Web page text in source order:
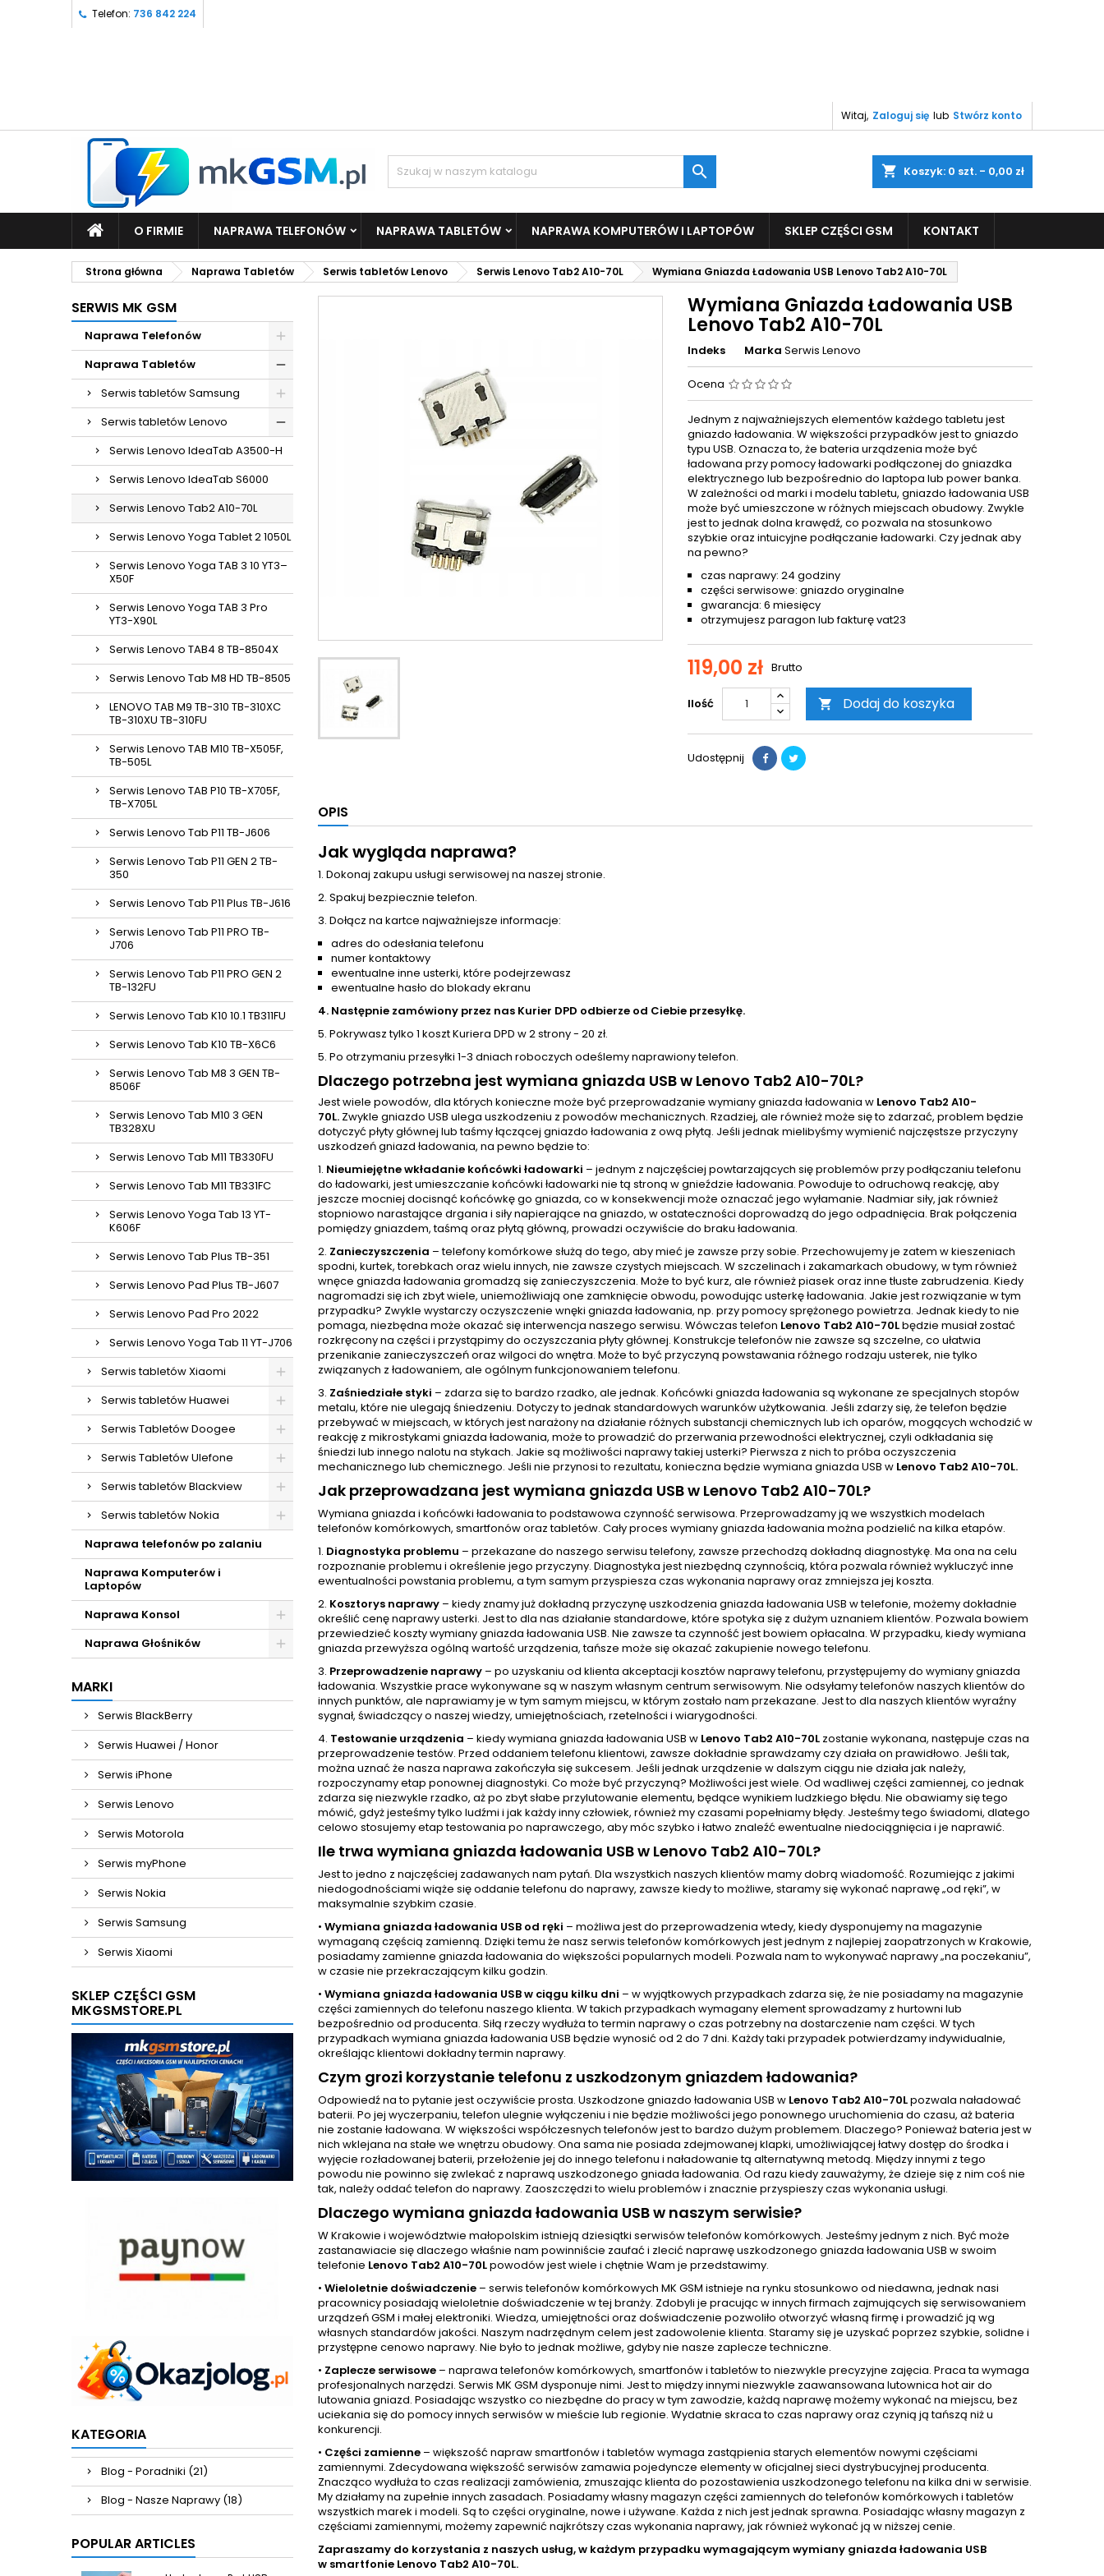
Telefon: 736 842 224
Witaj, Zaloguj się lub Stwórz konto
shopping_cart Koszyk: 0 szt. - 0,00 zł

O FIRMIE NAPRAWA TELEFONÓW NAPRAWA TABLETÓW NAPRAWA KOMPUTERÓW I LAPTOPÓW SKLEP CZĘŚCI GSM KONTAKT
Strona główna Naprawa Tabletów Serwis tabletów Lenovo Serwis Lenovo Tab2 A10-70L Wymiana Gniazda Ładowania USB Lenovo Tab2 A10-70L
SERWIS MK GSM
Naprawa Telefonów
Naprawa Tabletów
Serwis tabletów Samsung
Serwis tabletów Lenovo
Serwis Lenovo IdeaTab A3500-H
Serwis Lenovo IdeaTab S6000
Serwis Lenovo Tab2 A10-70L
Serwis Lenovo Yoga Tablet 2 1050L
Serwis Lenovo Yoga TAB 3 10 YT3–
X50F
Serwis Lenovo Yoga TAB 3 Pro
YT3-X90L
Serwis Lenovo TAB4 8 TB-8504X
Serwis Lenovo Tab M8 HD TB-8505
LENOVO TAB M9 TB-310 TB-310XC
TB-310XU TB-310FU
Serwis Lenovo TAB M10 TB-X505F,
TB-505L
Serwis Lenovo TAB P10 TB-X705F,
TB-X705L
Serwis Lenovo Tab P11 TB-J606
Serwis Lenovo Tab P11 GEN 2 TB-
350
Serwis Lenovo Tab P11 Plus TB-J616
Serwis Lenovo Tab P11 PRO TB-
J706
Serwis Lenovo Tab P11 PRO GEN 2
TB-132FU
Serwis Lenovo Tab K10 10.1 TB311FU
Serwis Lenovo Tab K10 TB-X6C6
Serwis Lenovo Tab M8 3 GEN TB-
8506F
Serwis Lenovo Tab M10 3 GEN
TB328XU
Serwis Lenovo Tab M11 TB330FU
Serwis Lenovo Tab M11 TB331FC
Serwis Lenovo Yoga Tab 13 YT-
K606F
Serwis Lenovo Tab Plus TB-351
Serwis Lenovo Pad Plus TB-J607
Serwis Lenovo Pad Pro 2022
Serwis Lenovo Yoga Tab 11 YT-J706
Serwis tabletów Xiaomi
Serwis tabletów Huawei
Serwis Tabletów Doogee
Serwis Tabletów Ulefone
Serwis tabletów Blackview
Serwis tabletów Nokia
Naprawa telefonów po zalaniu
Naprawa Komputerów i
Laptopów
Naprawa Konsol
Naprawa Głośników
MARKI
Serwis BlackBerry
Serwis Huawei / Honor
Serwis iPhone
Serwis Lenovo
Serwis Motorola
Serwis myPhone
Serwis Nokia
Serwis Samsung
Serwis Xiaomi
SKLEP CZĘŚCI GSM
MKGSMSTORE.PL
KATEGORIA
Blog - Poradniki (21)
Blog - Nasze Naprawy (18)
POPULAR ARTICLES
Wymiana Gniazda Ładowania USB
Lenovo Tab2 A10-70L
Indeks Marka Serwis Lenovo
Ocena
Jednym z najważniejszych elementów każdego tabletu jest
gniazdo ładowania. W większości przypadków jest to gniazdo
typu USB. Oznacza to, że bateria urządzenia może być
ładowana przy pomocy ładowarki podłączonej do gniazdka
elektrycznego lub bezpośrednio do laptopa lub power banka.
W zależności od marki i modelu tabletu, gniazdo ładowania USB
może być umieszczone w różnych miejscach obudowy. Zwykle
jest to jednak dolna krawędź, co pozwala na stosunkowo
szybkie oraz intuicyjne podłączanie ładowarki. Czy jednak aby
na pewno?
czas naprawy: 24 godziny
części serwisowe: gniazdo oryginalne
gwarancja: 6 miesięcy
otrzymujesz paragon lub fakturę vat23
119,00 zł Brutto
Ilość  Dodaj do koszyka
Udostępnij
OPIS
Jak wygląda naprawa?
1. Dokonaj zakupu usługi serwisowej na naszej stronie.
2. Spakuj bezpiecznie telefon.
3. Dołącz na kartce najważniejsze informacje:
adres do odesłania telefonu
numer kontaktowy
ewentualne inne usterki, które podejrzewasz
ewentualne hasło do blokady ekranu
4. Następnie zamówiony przez nas Kurier DPD odbierze od Ciebie przesyłkę.
5. Pokrywasz tylko 1 koszt Kuriera DPD w 2 strony - 20 zł.
5. Po otrzymaniu przesyłki 1-3 dniach roboczych odeślemy naprawiony telefon.
Dlaczego potrzebna jest wymiana gniazda USB w Lenovo Tab2 A10-70L?
Jest wiele powodów, dla których konieczne może być przeprowadzanie wymiany gniazda ładowania w Lenovo Tab2 A10-
70L. Zwykle gniazdo USB ulega uszkodzeniu z powodów mechanicznych. Rzadziej, ale również może się to zdarzać, problem będzie
dotyczyć płyty głównej lub taśmy łączącej gniazdo ładowania z ową płytą. Jeśli jednak mielibyśmy wymienić najczęstsze przyczyny
uszkodzeń gniazd ładowania, na pewno będzie to:
1. Nieumiejętne wkładanie końcówki ładowarki – jednym z najczęściej powtarzających się problemów przy podłączaniu telefonu
do ładowarki, jest umieszczanie końcówki ładowarki nie tą stroną w gnieździe ładowania. Powoduje to odruchową reakcję, aby
jeszcze mocniej docisnąć końcówkę go gniazda, co w konsekwencji może oznaczać jego wyłamanie. Nadmiar siły, jak również
stopniowo narastające drgania i siły napierające na gniazdo, w ostateczności doprowadzą do jego odpadnięcia. Brak połączenia
pomiędzy gniazdem, taśmą oraz płytą główną, prowadzi oczywiście do braku ładowania.
2. Zanieczyszczenia – telefony komórkowe służą do tego, aby mieć je zawsze przy sobie. Przechowujemy je zatem w kieszeniach
spodni, kurtek, torebkach oraz wielu innych, nie zawsze czystych miejscach. W szczelinach i zakamarkach obudowy, w tym również
wnęce gniazda ładowania gromadzą się zanieczyszczenia. Może to być kurz, ale również piasek oraz inne tłuste zabrudzenia. Kiedy
nagromadzi się ich zbyt wiele, uniemożliwiają one zamknięcie obwodu, powodując usterkę ładowania. Jakie jest rozwiązanie w tym
przypadku? Zwykle wystarczy oczyszczenie wnęki gniazda ładowania, np. przy pomocy sprężonego powietrza. Jednak kiedy to nie
pomaga, niezbędna może okazać się interwencja naszego serwisu. Wówczas telefon Lenovo Tab2 A10-70Lbędzie musiał zostać
rozkręcony na części i przystąpimy do oczyszczania płyty głównej. Konstrukcje telefonów nie zawsze są szczelne, co ułatwia
przenikanie zanieczyszczeń oraz wilgoci do wnętra. Może to być przyczyną powstawania różnego rodzaju usterek, nie tylko
związanych z ładowaniem, ale ogólnym funkcjonowaniem telefonu.
3. Zaśniedziałe styki – zdarza się to bardzo rzadko, ale jednak. Końcówki gniazda ładowania są wykonane ze specjalnych stopów
metalu, które nie ulegają śniedzeniu. Dotyczy to jednak standardowych warunków użytkowania. Jeśli zdarzy się, że telefon będzie
przebywać w miejscach, w których jest narażony na działanie różnych substancji chemicznych lub ich oparów, mogących wchodzić w
reakcję z mikrostykami gniazda ładowania, może to prowadzić do przerwania przewodności elektrycznej, czyli odkładania się
śniedzi lub innego nalotu na stykach. Jakie są możliwości naprawy takiej usterki? Pierwsza z nich to próba oczyszczenia
mechanicznego lub chemicznego. Jeśli nie przynosi to rezultatu, konieczna będzie wymiana gniazda USB w Lenovo Tab2 A10-70L.
Jak przeprowadzana jest wymiana gniazda USB w Lenovo Tab2 A10-70L?
Wymiana gniazda i końcówki ładowania to podstawowa czynność serwisowa. Przeprowadzamy ją we wszystkich modelach
telefonów komórkowych, smartfonów oraz tabletów. Cały proces wymiany gniazda ładowania można podzielić na kilka etapów.
1. Diagnostyka problemu – przekazane do naszego serwisu telefony, zawsze przechodzą dokładną diagnostykę. Ma ona na celu
rozpoznanie problemu i określenie jego przyczyny. Diagnostyka jest niezbędną czynnością, która pozwala również wykluczyć inne
ewentualności powstania problemu, a tym samym przyspiesza czas wykonania naprawy oraz zmniejsza jej koszta.
2. Kosztorys naprawy – kiedy znamy już dokładną przyczynę uszkodzenia gniazda ładowania USB w telefonie, możemy dokładnie
określić cenę naprawy usterki. Jest to dla nas działanie standardowe, które spotyka się z dużym uznaniem klientów. Pozwala bowiem
przewiedzieć koszty wymiany gniazda ładowania USB. Nie zawsze ta czynność jest bowiem opłacalna. W przypadku, kiedy wymiana
gniazda przewyższa ogólną wartość urządzenia, tańsze może się okazać zakupienie nowego telefonu.
3. Przeprowadzenie naprawy – po uzyskaniu od klienta akceptacji kosztów naprawy telefonu, przystępujemy do wymiany gniazda
ładowania. Wszystkie prace wykonywane są w naszym własnym centrum serwisowym. Nie odsyłamy telefonów naszych klientów do
innych punktów, ale naprawiamy je w tym samym miejscu, w którym zostało nam przekazane. Jest to dla naszych klientów wyraźny
sygnał, świadczący o naszej wiedzy, umiejętnościach, rzetelności i wiarygodności.
4. Testowanie urządzenia – kiedy wymiana gniazda ładowania USB w Lenovo Tab2 A10-70L zostanie wykonana, następuje czas na
przeprowadzenie testów. Przed oddaniem telefonu klientowi, zawsze dokładnie sprawdzamy czy działa on prawidłowo. Jeśli tak,
można uznać że nasza naprawa zakończyła się sukcesem. Jeśli jednak urządzenie w dalszym ciągu nie działa jak należy,
rozpoczynamy etap ponownej diagnostyki. Co może być przyczyną? Możliwości jest wiele. Od wadliwej części zamiennej, co jednak
zdarza się niezwykle rzadko, aż po zbyt słabe przylutowanie elementu, będące wynikiem ludzkiego błędu. Nie obawiamy się tego
mówić, gdyż jesteśmy tylko ludźmi i jak każdy inny człowiek, również my czasami popełniamy błędy. Jesteśmy tego świadomi, dlatego
celowo stosujemy etap testowania po naprawczego, aby móc szybko i łatwo znaleźć ewentualne niedociągnięcia i je naprawić.
Ile trwa wymiana gniazda ładowania USB w Lenovo Tab2 A10-70L?
Jest to jedno z najczęściej zadawanych nam pytań. Dla wszystkich naszych klientów mamy dobrą wiadomość. Rozumiejąc z jakimi
niedogodnościami wiąże się oddanie telefonu do naprawy, zawsze kiedy to możliwe, staramy się wykonać naprawę „od ręki”, w
maksymalnie szybkim czasie.
• Wymiana gniazda ładowania USB od ręki – możliwa jest do przeprowadzenia wtedy, kiedy dysponujemy na magazynie
wymaganą częścią zamienną. Dzięki temu że nasz serwis telefonów komórkowych jest jednym z najlepiej zaopatrzonych w Krakowie,
posiadamy zamienne gniazda ładowania do większości popularnych modeli. Pozwala nam to wykonywać naprawy „na poczekaniu”,
w czasie nie przekraczającym kilku godzin.
• Wymiana gniazda ładowania USB w ciągu kilku dni – w wyjątkowych przypadkach zdarza się, że nie posiadamy na magazynie
części zamiennych do telefonu naszego klienta. W takich przypadkach wymagany element sprowadzamy z hurtowni lub
bezpośrednio od producenta. Siłą rzeczy wydłuża to termin naprawy o czas potrzebny na dostarczenie nam części. W tych
przypadkach wymiana gniazda ładowania USB będzie wynosić od 2 do 7 dni. Każdy taki przypadek potwierdzamy indywidualnie,
określając klientowi dokładny termin naprawy.
Czym grozi korzystanie telefonu z uszkodzonym gniazdem ładowania?
Odpowiedź na to pytanie jest oczywiście prosta. Uszkodzone gniazdo ładowania USB w Lenovo Tab2 A10-70Lpozwala naładować
baterii. Po jej wyczerpaniu, telefon ulegnie wyłączeniu i nie będzie możliwości jego ponownego uruchomienia do czasu, aż bateria
nie zostanie ładowana. W większości współczesnych telefonów jest to bardzo dużym problemem. Dlaczego? Ponieważ bateria jest w
nich wklejana na stałe we wnętrzu obudowy. Ona sama nie posiada zdejmowanej klapki, umożliwiającej łatwy dostęp do środka i
wyjęcie rozładowanej baterii, przełożenie jej do innego telefonu i naładowanie tą alternatywną metodą. Między innymi z tego
powodu nie powinno się zwlekać z naprawą uszkodzonego gniada ładowania. Od razu kiedy zauważymy, że dzieje się z nim coś nie
tak, należy oddać telefon do naprawy. Zaoszczędzi to wielu problemów i znacznie przyspieszy czas wykonania usługi.
Dlaczego wymiana gniazda ładowania USB w naszym serwisie?
W Krakowie i województwie małopolskim istnieją dziesiątki serwisów telefonów komórkowych. Jesteśmy jednym z nich. Być może
zastanawiacie się dlaczego właśnie nam powinniście zaufać i zlecić naprawę uszkodzonego gniazda ładowania USB w swoim
telefonie Lenovo Tab2 A10-70Lpowodów jest wiele i chętnie Wam je przedstawimy.
• Wieloletnie doświadczenie – serwis telefonów komórkowych MK GSM istnieje na rynku stosunkowo od niedawna, jednak nasi
pracownicy posiadają wieloletnie doświadczenie w tej branży. Zdobyli je pracując w innych firmach zajmujących się serwisowaniem
urządzeń GSM i małej elektroniki. Wiedza, umiejętności oraz doświadczenie pozwoliło otworzyć własną firmę i prowadzić ją wg
własnych standardów jakości. Naszym nadrzędnym celem jest zadowolenie klienta. Staramy się je uzyskać poprzez szybkie, solidne i
przystępne cenowo naprawy. Nie było to jednak możliwe, gdyby nie nasze zaplecze techniczne.
• Zaplecze serwisowe – naprawa telefonów komórkowych, smartfonów i tabletów to niezwykle precyzyjne zajęcia. Praca ta wymaga
profesjonalnych narzędzi. Serwis MK GSM dysponuje nimi. Jest to między innymi niezwykle zaawansowana lutownica hot air do
lutowania gniazd. Posiadając wszystko co niezbędne do pracy w tym zawodzie, każdą naprawę możemy wykonać na miejscu, bez
uciekania się do pomocy innych serwisów w mieście lub regionie. Wydatnie skraca to czas naprawy oraz czynią ją tańszą niż u
konkurencji.
• Części zamienne – większość napraw smartfonów i tabletów wymaga zastąpienia starych elementów nowymi częściami
zamiennymi. Zdecydowana większość serwisów zamawia pojedyncze elementy w oficjalnej sieci dystrybucyjnej producenta.
Znacząco wydłuża to czas realizacji zamówienia, zmuszając klienta do pozostawienia uszkodzonego telefonu na kilka dni w serwisie.
My działamy na zupełnie innych zasadach. Posiadamy własny magazyn części zamiennych do telefonów komórkowych i tabletów
wszystkich marek i modeli. Są to części oryginalne, nowe i używane. Każda z nich jest jednak sprawna. Posiadając własny magazyn z
częściami zamiennymi, możemy zapewnić najkrótszy czas wykonania naprawy, jak również wykonać ją w niższej cenie.
Zapraszamy do korzystania z naszych usług, w każdym przypadku wymagającym wymiany gniazda ładowania USB
w smartfonie Lenovo Tab2 A10-70L.